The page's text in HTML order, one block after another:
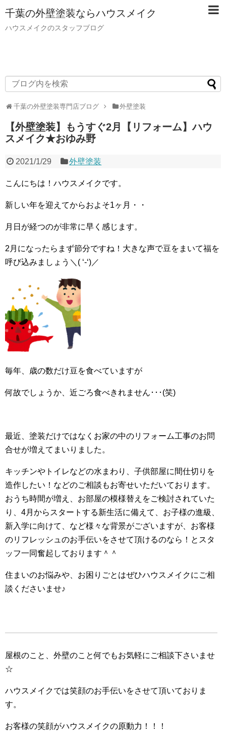
千葉の外壁塗装ならハウスメイク
ハウスメイクのスタッフブログ
千葉の外壁塗装専門店ブログ 外壁塗装
【外壁塗装】もうすぐ2月【リフォーム】ハウ
スメイク★おゆみ野
2021/1/29 外壁塗装
こんにちは！ハウスメイクです。
新しい年を迎えてからおよそ1ヶ月・・
月日が経つのが非常に早く感じます。
2月になったらまず節分ですね！大きな声で豆をまいて福を
呼び込みましょう＼( ‘-‘)／
毎年、歳の数だけ豆を食べていますが
何故でしょうか、近ごろ食べきれません･･･(笑)
最近、塗装だけではなくお家の中のリフォーム工事のお問
合せが増えてまいりました。
キッチンやトイレなどの水まわり、子供部屋に間仕切りを
造作したい！などのご相談もお寄せいただいております。
おうち時間が増え、お部屋の模様替えをご検討されていた
り、4月からスタートする新生活に備えて、お子様の進級、
新入学に向けて、など様々な背景がございますが、お客様
のリフレッシュのお手伝いをさせて頂けるのなら！とスタ
ッフ一同奮起しております＾＾
住まいのお悩みや、お困りごとはぜひハウスメイクにご相
談くださいませ♪
屋根のこと、外壁のこと何でもお気軽にご相談下さいませ
☆
ハウスメイクでは笑顔のお手伝いをさせて頂いておりま
す。
お客様の笑顔がハウスメイクの原動力！！！